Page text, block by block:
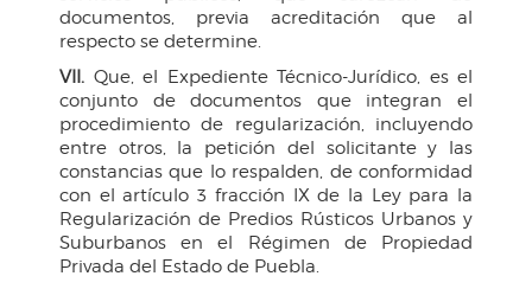
documentos, previa acreditación que al
respecto se determine.
VII. Que, el Expediente Técnico-Jurídico, es el
conjunto de documentos que integran el
procedimiento de regularización, incluyendo
entre otros, la petición del solicitante y las
constancias que lo respalden, de conformidad
con el artículo 3 fracción IX de la Ley para la
Regularización de Predios Rústicos Urbanos y
Suburbanos en el Régimen de Propiedad
Privada del Estado de Puebla.